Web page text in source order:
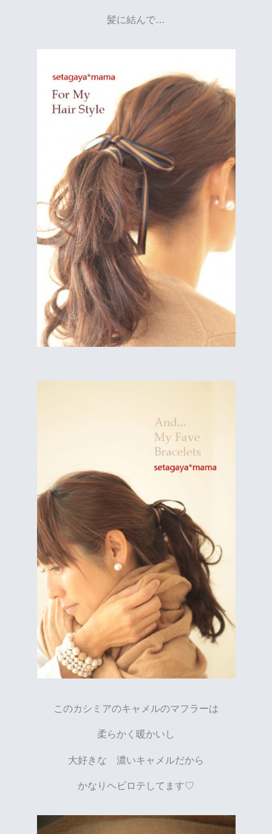
髪に結んで…
このカシミアのキャメルのマフラーは
柔らかく暖かいし
大好きな 濃いキャメルだから
かなりヘビロテしてます♡